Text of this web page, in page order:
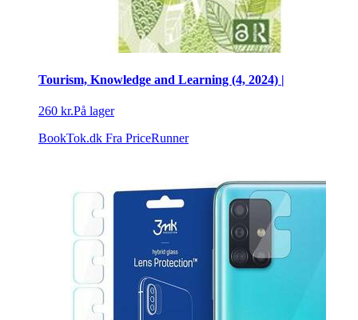
Tourism, Knowledge and Learning (4, 2024) |
260 kr.På lager
BookTok.dk Fra PriceRunner